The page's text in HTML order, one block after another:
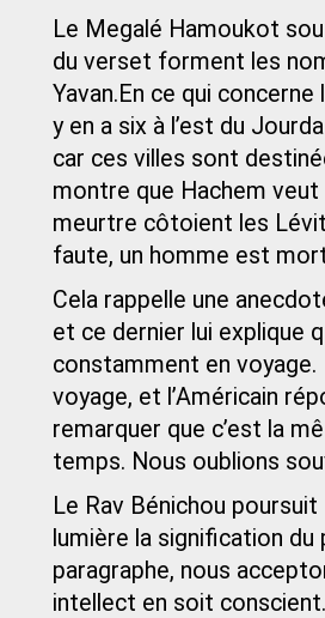
Le Megalé Hamoukot
du verset forment les
Yavan.En ce qui
y en a six à l’est du
car ces villes sont
montre que Hachem
meurtre côtoient les
faute, un homme est
Cela rappelle une
et ce dernier lui explique
constamment en voyage.
voyage, et l’Américain
remarquer que c’est la
temps. Nous oublions
Le Rav Bénichou
lumière la signification
paragraphe, nous
intellect en soit